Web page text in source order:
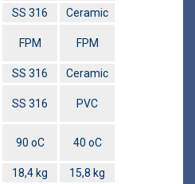
SS 316 Ceramic
FPM FPM
SS 316 Ceramic
SS 316 PVC
90 οC 40 οC
18,4 kg 15,8 kg